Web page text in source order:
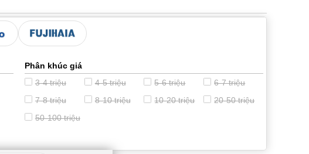
Phân khúc giá
3-4 triệu
4-5 triệu 5-6 triệu
6-7 triệu
7-8 triệu
8-10 triệu 10-20 triệu
20-50 triệu
50-100 triệu